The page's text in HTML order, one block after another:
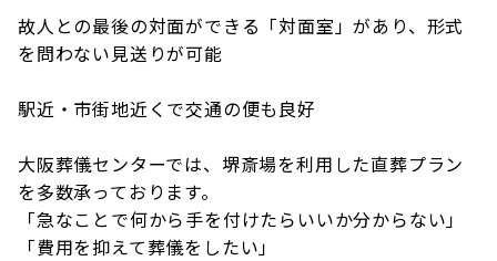
故人との最後の対面ができる「対面室」があり、形式
を問わない見送りが可能
駅近・市街地近くで交通の便も良好
大阪葬儀センターでは、堺斎場を利用した直葬プラン
を多数承っております。
「急なことで何から手を付けたらいいか分からない」
「費用を抑えて葬儀をしたい」